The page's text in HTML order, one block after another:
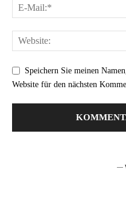
Speichern Sie meinen
Website für den nächsten
—